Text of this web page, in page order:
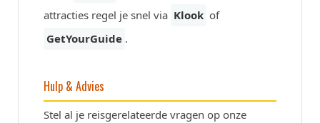
attracties regel je snel via Klook of
GetYourGuide .
Hulp & Advies
Stel al je reisgerelateerde vragen op onze